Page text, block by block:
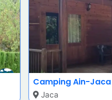
Camping Ain-Jaca
Jaca